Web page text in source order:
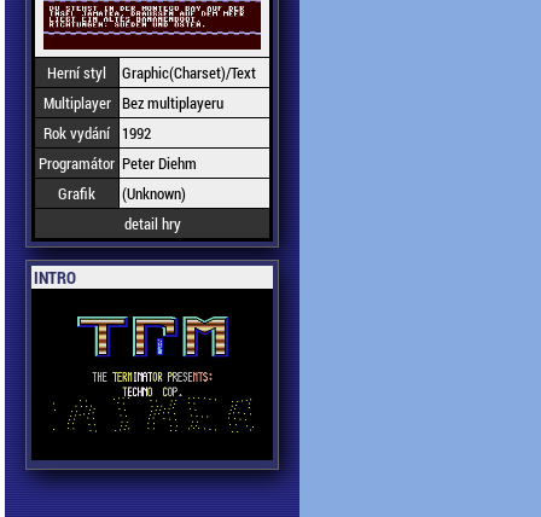
Herní styl
Graphic(Charset)/Text
Multiplayer Bez multiplayeru
Rok vydání
1992
Programátor Peter Diehm
Grafik
(Unknown)
detail hry
INTRO